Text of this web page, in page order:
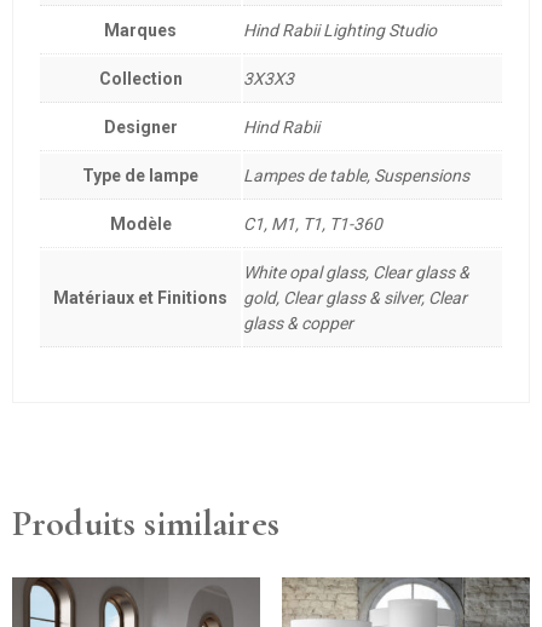
Marques Hind Rabii Lighting Studio
Collection 3X3X3
Designer Hind Rabii
Type de lampe Lampes de table, Suspensions
Modèle C1, M1, T1, T1-360
Matériaux et Finitions
White opal glass, Clear glass &
gold, Clear glass & silver, Clear
glass & copper
Produits similaires
Ce
produit